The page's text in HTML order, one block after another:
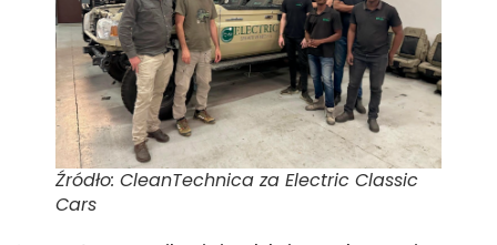
Źródło: CleanTechnica za Electric Classic
Cars